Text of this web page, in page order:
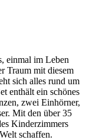
einmal im Leben
Traum mit diesem
sich alles rund um
enthält ein schönes
zwei Einhörner,
Mit den über 35
Kinderzimmers
schaffen.